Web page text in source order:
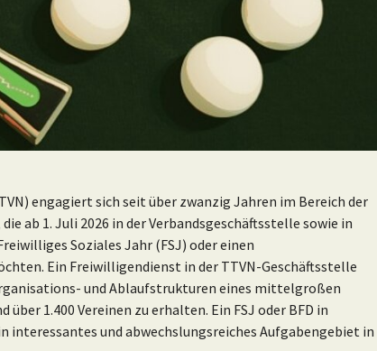
engagiert sich seit über zwanzig Jahren im Bereich der
ab 1. Juli 2026 in der Verbandsgeschäftsstelle sowie in
Soziales Jahr (FSJ) oder einen
Ein Freiwilligendienst in der TTVN-Geschäftsstelle
und Ablaufstrukturen eines mittelgroßen
1.400 Vereinen zu erhalten. Ein FSJ oder BFD in
und abwechslungsreiches Aufgabengebiet in